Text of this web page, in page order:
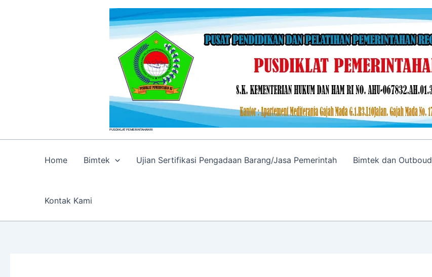
PUSDIKLAT PEMERINTAHAN RI
Home Bimtek Ujian Sertifikasi Pengadaan Barang/Jasa Pemerintah Bimtek dan Outboud
Kontak Kami